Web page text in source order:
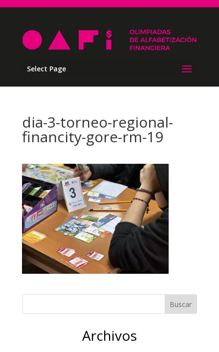
Select Page
dia-3-torneo-regional-
financity-gore-rm-19
Archivos